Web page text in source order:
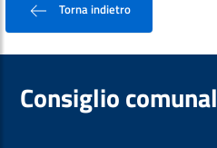
Torna indietro
Consiglio